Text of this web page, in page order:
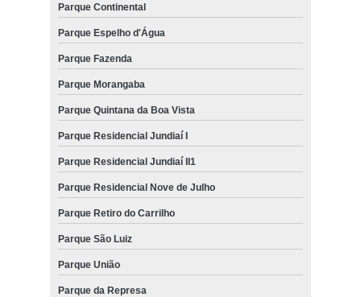
Parque Continental
Parque Espelho d'Água
Parque Fazenda
Parque Morangaba
Parque Quintana da Boa Vista
Parque Residencial Jundiaí I
Parque Residencial Jundiaí II1
Parque Residencial Nove de Julho
Parque Retiro do Carrilho
Parque São Luiz
Parque União
Parque da Represa